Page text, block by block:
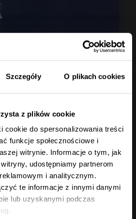
Szczegóły O plikach cookies
z plików cookie
cookie do spersonalizowania treści
funkcje społecznościowe i
witrynie. Informacje o tym, jak
udostępniamy partnerom
i analitycznym.
te informacje z innymi danymi
lub uzyskanymi podczas